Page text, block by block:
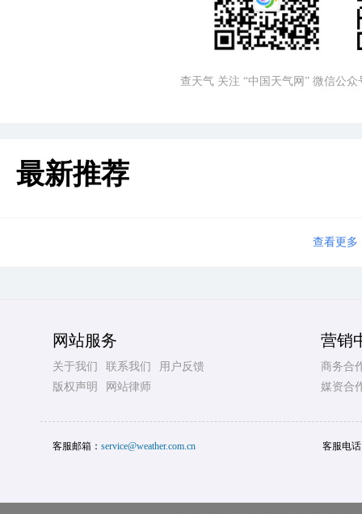
查天气 关注 “中国天气网” 微信公众
最新推荐
查看更多
网站服务
关于我们 联系我们
用户反馈
版权声明
网站律师
营销
商务合
媒资合
客服邮箱： service@weather.com.cn 客服电